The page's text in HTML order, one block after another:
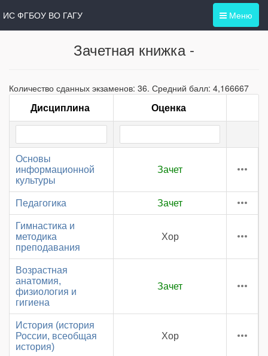
Меню
ИС ФГБОУ ВО ГАГУ
Зачетная книжка -
Количество сданных экзаменов: 36. Средний балл: 4,166667
Дисциплина Оценка
Основы
информационной
культуры
Зачет
Педагогика Зачет
Гимнастика и
методика
преподавания
Хор
Возрастная
анатомия,
физиология и
гигиена
Зачет
История (история
России, всеобщая
история)
Хор